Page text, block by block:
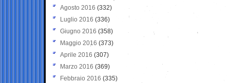
Agosto 2016 (332)
Luglio 2016 (336)
Giugno 2016 (358)
Maggio 2016 (373)
Aprile 2016 (307)
Marzo 2016 (369)
Febbraio 2016 (335)